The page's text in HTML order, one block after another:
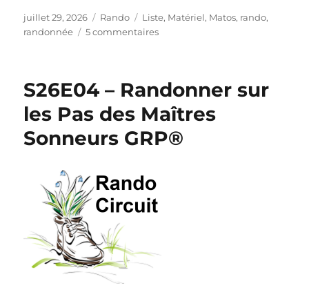
Publié
le
juillet 29, 2026 Catégories
Rando Étiquettes
Liste, Matériel, Matos, rando,
randonnée
5 commentairessur
la
:
sur
les
S26E04 – Randonner sur
les Pas des Maîtres
Sonneurs GRP®